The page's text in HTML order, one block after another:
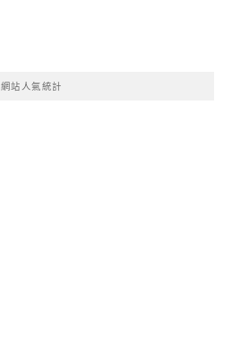
網站人氣統計